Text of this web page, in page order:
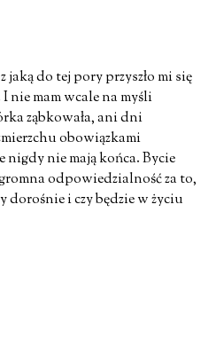
do tej pory przyszło mi się
nie mam wcale na myśli
ząbkowała, ani dni
obowiązkami
nigdy nie mają końca. Bycie
odpowiedzialność za to,
dorośnie i czy będzie w życiu